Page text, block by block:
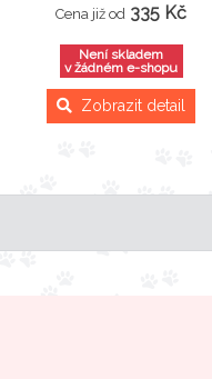
Cena již od 335 Kč
Není skladem
v žádném e-shopu
Zobrazit detail